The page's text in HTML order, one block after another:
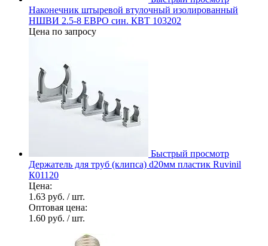
Наконечник штыревой втулочный изолированный
НШВИ 2.5-8 ЕВРО син. КВТ 103202
Цена по запросу
Быстрый просмотр
Держатель для труб (клипса) d20мм пластик Ruvinil
К01120
Цена:
1.63 руб. / шт.
Оптовая цена:
1.60 руб. / шт.